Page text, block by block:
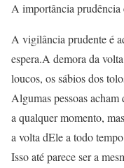
A importância prudência
A vigilância prudente é
espera.A demora da
loucos, os sábios dos
Algumas pessoas
a qualquer momento,
a volta dEle a todo
Isso até parece ser a